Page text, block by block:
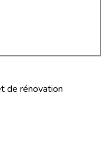
de rénovation